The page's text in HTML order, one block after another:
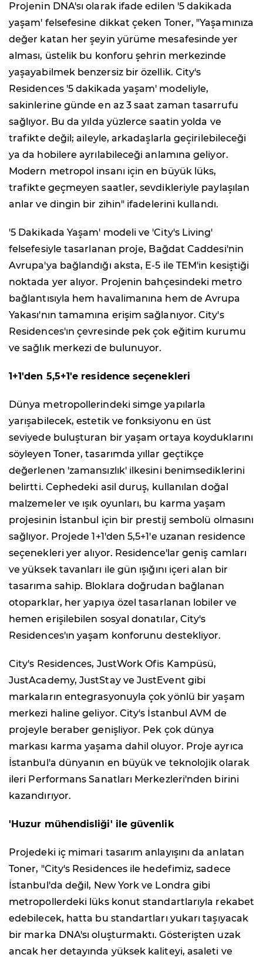
Projenin DNA'sı olarak ifade edilen '5 dakikada
yaşam' felsefesine dikkat çeken Toner, "Yaşamınıza
değer katan her şeyin yürüme mesafesinde yer
alması, üstelik bu konforu şehrin merkezinde
yaşayabilmek benzersiz bir özellik. City's
Residences '5 dakikada yaşam' modeliyle,
sakinlerine günde en az 3 saat zaman tasarrufu
sağlıyor. Bu da yılda yüzlerce saatin yolda ve
trafikte değil; aileyle, arkadaşlarla geçirilebileceği
ya da hobilere ayrılabileceği anlamına geliyor.
Modern metropol insanı için en büyük lüks,
trafikte geçmeyen saatler, sevdikleriyle paylaşılan
anlar ve dingin bir zihin" ifadelerini kullandı.
'5 Dakikada Yaşam' modeli ve 'City's Living'
felsefesiyle tasarlanan proje, Bağdat Caddesi'nin
Avrupa'ya bağlandığı aksta, E-5 ile TEM'in kesiştiği
noktada yer alıyor. Projenin bahçesindeki metro
bağlantısıyla hem havalimanına hem de Avrupa
Yakası'nın tamamına erişim sağlanıyor. City's
Residences'ın çevresinde pek çok eğitim kurumu
ve sağlık merkezi de bulunuyor.
1+1'den 5,5+1'e residence seçenekleri
Dünya metropollerindeki simge yapılarla
yarışabilecek, estetik ve fonksiyonu en üst
seviyede buluşturan bir yaşam ortaya koyduklarını
söyleyen Toner, tasarımda yıllar geçtikçe
değerlenen 'zamansızlık' ilkesini benimsediklerini
belirtti. Cephedeki asil duruş, kullanılan doğal
malzemeler ve ışık oyunları, bu karma yaşam
projesinin İstanbul için bir prestij sembolü olmasını
sağlıyor. Projede 1+1'den 5,5+1'e uzanan residence
seçenekleri yer alıyor. Residence'lar geniş camları
ve yüksek tavanları ile gün ışığını içeri alan bir
tasarıma sahip. Bloklara doğrudan bağlanan
otoparklar, her yapıya özel tasarlanan lobiler ve
hemen erişilebilen sosyal donatılar, City's
Residences'ın yaşam konforunu destekliyor.
City's Residences, JustWork Ofis Kampüsü,
JustAcademy, JustStay ve JustEvent gibi
markaların entegrasyonuyla çok yönlü bir yaşam
merkezi haline geliyor. City's İstanbul AVM de
projeyle beraber genişliyor. Pek çok dünya
markası karma yaşama dahil oluyor. Proje ayrıca
İstanbul'a dünyanın en büyük ve teknolojik olarak
ileri Performans Sanatları Merkezleri'nden birini
kazandırıyor.
'Huzur mühendisliği' ile güvenlik
Projedeki iç mimari tasarım anlayışını da anlatan
Toner, "City's Residences ile hedefimiz, sadece
İstanbul'da değil, New York ve Londra gibi
metropollerdeki lüks konut standartlarıyla rekabet
edebilecek, hatta bu standartları yukarı taşıyacak
bir marka DNA'sı oluşturmaktı. Gösterişten uzak
ancak her detayında yüksek kaliteyi, asaleti ve